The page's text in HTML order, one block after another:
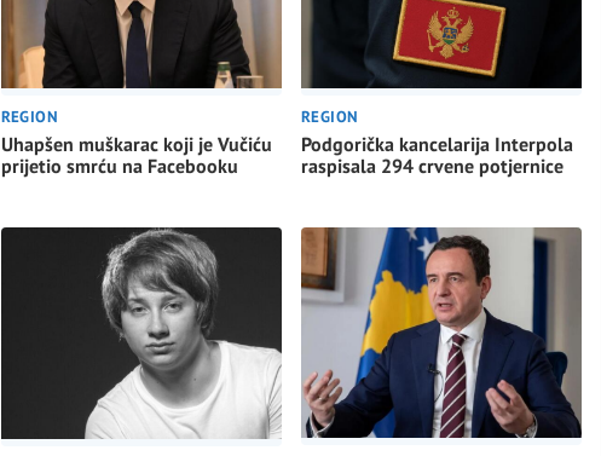
REGION
Uhapšen muškarac koji je Vučiću
prijetio smrću na Facebooku
REGION
Podgorička kancelarija Interpola
raspisala 294 crvene potjernice